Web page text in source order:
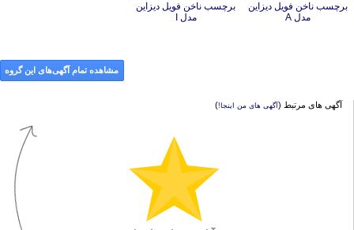
برچسب ناخن فویل دیزاین
مدل A
برچسب ناخن فویل دیزاین
مدل I
مشاهده تمام آگهی‌های این گروه
آگهی های مرتبط (آگهی های من اینجا!)